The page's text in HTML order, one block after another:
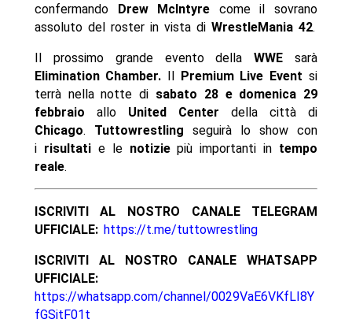
confermando
Drew McIntyre come il sovrano
assoluto del roster in vista di WrestleMania 42.
Il prossimo grande evento dellaWWE sarà
Elimination Chamber.
Premium Live Event si
terrà nella notte di sabato 28 e domenica 29
febbraio alloUnited Center della città di
Chicago. Tuttowrestling seguirà lo show con
i risultatie le notiziepiù importanti in tempo
reale.
ISCRIVITI AL NOSTRO CANALE TELEGRAM
UFFICIALE: https://t.me/tuttowrestling
ISCRIVITI AL NOSTRO CANALE WHATSAPP
UFFICIALE:
https://whatsapp.com/channel/0029VaE6VKfLI8Y
fGSitF01t